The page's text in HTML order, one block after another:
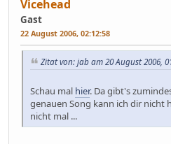
Vicehead
Gast
22 August 2006, 02:12:58
Zitat von: jab am 20 August 2006,
Schau mal hier. Da gibt's
genauen Song kann ich dir nicht
nicht mal ...